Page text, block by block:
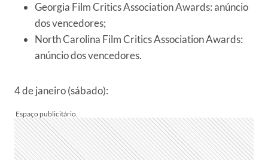
Georgia Film Critics Association Awards: anúncio
dos vencedores;
North Carolina Film Critics Association Awards:
anúncio dos vencedores.
4 de janeiro (sábado):